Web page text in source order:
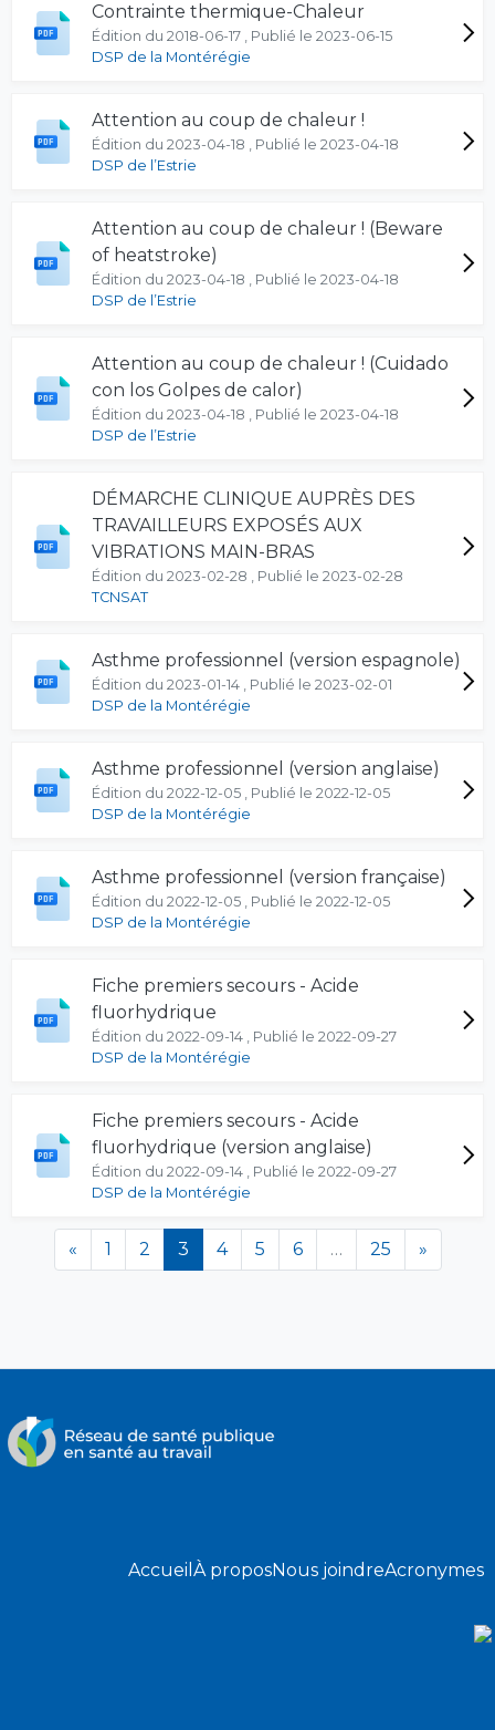
Contrainte thermique-Chaleur
Édition du 2018-06-17 , Publié le 2023-06-15
DSP de la Montérégie
Attention au coup de chaleur !
Édition du 2023-04-18 , Publié le 2023-04-18
DSP de l’Estrie
Attention au coup de chaleur ! (Beware
of heatstroke)
Édition du 2023-04-18 , Publié le 2023-04-18
DSP de l’Estrie
Attention au coup de chaleur ! (Cuidado
con los Golpes de calor)
Édition du 2023-04-18 , Publié le 2023-04-18
DSP de l’Estrie
DÉMARCHE CLINIQUE AUPRÈS DES
TRAVAILLEURS EXPOSÉS AUX
VIBRATIONS MAIN-BRAS
Édition du 2023-02-28 , Publié le 2023-02-28
TCNSAT
Asthme professionnel (version espagnole)
Édition du 2023-01-14 , Publié le 2023-02-01
DSP de la Montérégie
Asthme professionnel (version anglaise)
Édition du 2022-12-05 , Publié le 2022-12-05
DSP de la Montérégie
Asthme professionnel (version française)
Édition du 2022-12-05 , Publié le 2022-12-05
DSP de la Montérégie
Fiche premiers secours - Acide
fluorhydrique
Édition du 2022-09-14 , Publié le 2022-09-27
DSP de la Montérégie
Fiche premiers secours - Acide
fluorhydrique (version anglaise)
Édition du 2022-09-14 , Publié le 2022-09-27
DSP de la Montérégie
« 1 2 3(en cours)
4 5 6 … 25 »
Accueil À proposNous joindreAcronymes